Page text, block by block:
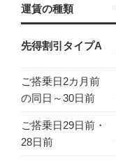
運賃の種類
先得割引タイプA
ご搭乗日2カ月前
の同日～30日前
ご搭乗日29日前・
28日前